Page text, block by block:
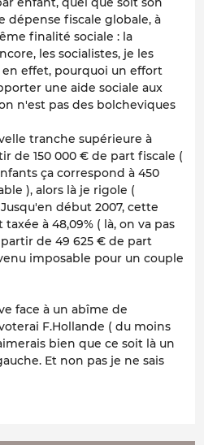
dépense fiscale globale, à
finalité sociale : la
les socialistes, je les
effet, pourquoi un effort
une aide sociale aux
n'est pas des bolcheviques
tranche supérieure à
de 150 000 € de part fiscale (
ça correspond à 450
), alors là je rigole (
début 2007, cette
à 48,09% ( là, on va pas
de 49 625 € de part
imposable pour un couple
face à un abîme de
F.Hollande ( du moins
bien que ce soit là un
Et non pas je ne sais